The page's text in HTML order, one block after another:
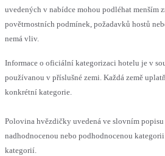
uvedených v nabídce mohou podléhat menším
povětrnostních podmínek, požadavků hostů
nemá vliv.
Informace o oficiální kategorizaci hotelu je v
používanou v příslušné zemi. Každá země
konkrétní kategorie.
Polovina hvězdičky uvedená ve slovním popisu
nadhodnocenou nebo podhodnocenou
kategorií.